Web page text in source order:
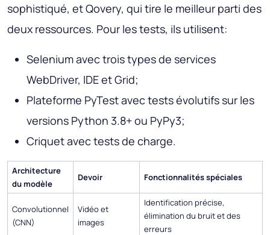
sophistiqué, et Qovery, qui tire le meilleur parti des
deux ressources. Pour les tests, ils utilisent:
Selenium avec trois types de services
WebDriver, IDE et Grid;
Plateforme PyTest avec tests évolutifs sur les
versions Python 3.8+ ou PyPy3;
Criquet avec tests de charge.
Architecture
du modèle
Devoir Fonctionnalités spéciales
Convolutionnel
(CNN)
Vidéo et
images
Identification précise,
élimination du bruit et des
erreurs